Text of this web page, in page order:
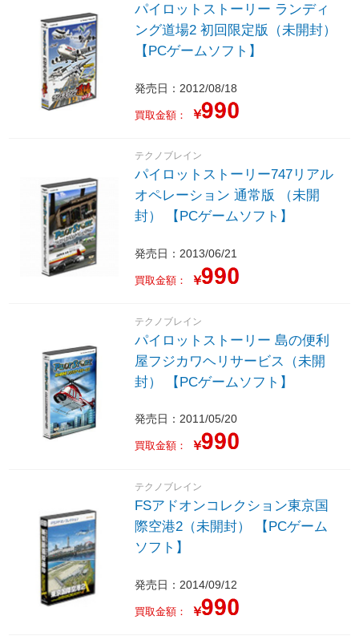
パイロットストーリー ランディ
ング道場2 初回限定版（未開封）
【PCゲームソフト】
発売日：2012/08/18
買取金額： ￥
テクノブレイン
パイロットストーリー747リアル
オペレーション 通常版 （未開
封） 【PCゲームソフト】
発売日：2013/06/21
買取金額： ￥
テクノブレイン
パイロットストーリー 島の便利
屋フジカワヘリサービス（未開
封） 【PCゲームソフト】
発売日：2011/05/20
買取金額： ￥
テクノブレイン
FSアドオンコレクション東京国
際空港2（未開封） 【PCゲーム
ソフト】
発売日：2014/09/12
買取金額： ￥